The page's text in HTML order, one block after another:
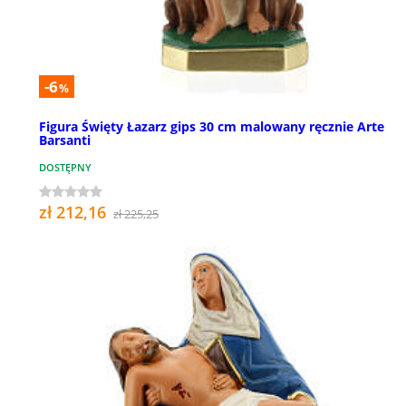
-6%
Figura Święty Łazarz gips 30 cm malowany ręcznie Arte
Barsanti
DOSTĘPNY
zł 212,16 zł 225,25